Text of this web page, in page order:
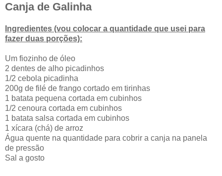
Canja de Galinha
Ingredientes (vou colocar a quantidade que usei para
fazer duas porções):
Um fiozinho de óleo
2 dentes de alho picadinhos
1/2 cebola picadinha
200g de filé de frango cortado em tirinhas
1 batata pequena cortada em cubinhos
1/2 cenoura cortada em cubinhos
1 batata salsa cortada em cubinhos
1 xícara (chá) de arroz
Água quente na quantidade para cobrir a canja na panela
de pressão
Sal a gosto